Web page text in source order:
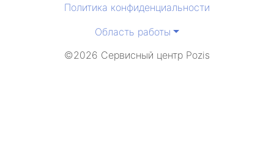
Политика конфиденциальности
Область работы
©2026 Сервисный центр Pozis